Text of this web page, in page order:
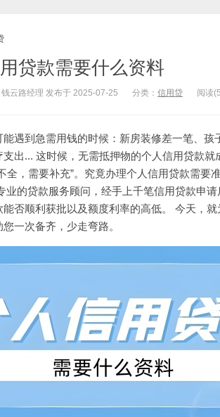
贷款需要什么资料
云路经理 发布于 2025-07-25 分类： 信用贷 阅读
遇到急需用钱的时候：新房装修差一笔、
出... 这时候，无需抵押物的个人信用贷款就
全，需要补充”。究竟办理个人信用贷款需要
业的贷款服务顾问，经手上千笔信用贷款申
否顺利获批以及额度利率的高低。 今天，
一次备齐，少走弯路。